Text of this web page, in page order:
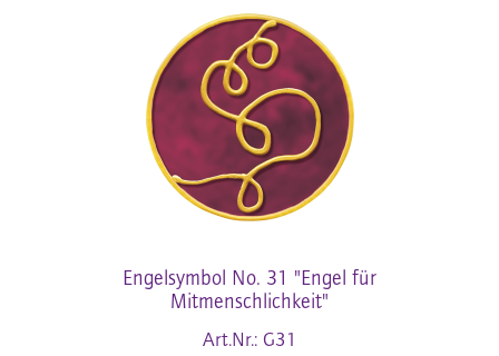
Engelsymbol No. 31 "Engel für
Mitmenschlichkeit"
Art.Nr.: G31